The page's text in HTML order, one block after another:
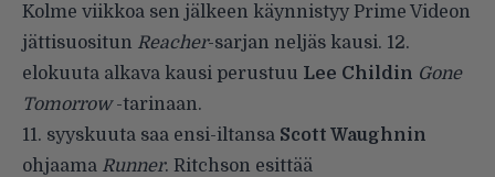
Kolme viikkoa sen jälkeen käynnistyy Prime Videon
jättisuositun Reacher-sarjan neljäs kausi. 12.
elokuuta alkava kausi perustuu Lee Childin Gone
Tomorrow-tarinaan.
11. syyskuuta saa ensi-iltansa Scott Waughnin
ohjaama Runner. Ritchson esittää